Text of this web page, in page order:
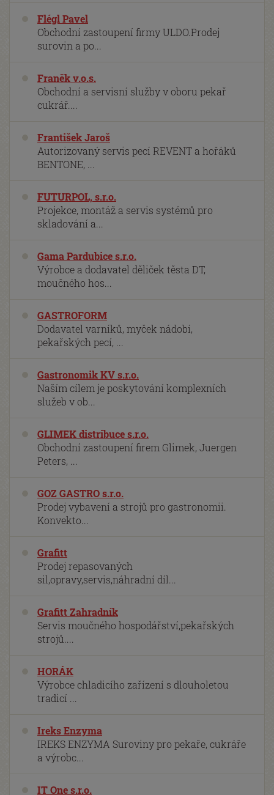
Flégl Pavel
Obchodní zastoupení firmy ULDO.Prodej
surovin a po...
Franěk v.o.s.
Obchodní a servisní služby v oboru pekař
cukrář....
František Jaroš
Autorizovaný servis pecí REVENT a hořáků
BENTONE, ...
FUTURPOL, s.r.o.
Projekce, montáž a servis systémů pro
skladování a...
Gama Pardubice s.r.o.
Výrobce a dodavatel děliček těsta DT,
moučného hos...
GASTROFORM
Dodavatel varníků, myček nádobí,
pekařských pecí, ...
Gastronomik KV s.r.o.
Naším cílem je poskytování komplexních
služeb v ob...
GLIMEK distribuce s.r.o.
Obchodní zastoupení firem Glimek, Juergen
Peters, ...
GOZ GASTRO s.r.o.
Prodej vybavení a strojů pro gastronomii.
Konvekto...
Grafitt
Prodej repasovaných
sil,opravy,servis,náhradní díl...
Grafitt Zahradník
Servis moučného hospodářství,pekařských
strojů....
HORÁK
Výrobce chladicího zařízení s dlouholetou
tradicí ...
Ireks Enzyma
IREKS ENZYMA Suroviny pro pekaře, cukráře
a výrobc...
IT One s.r.o.